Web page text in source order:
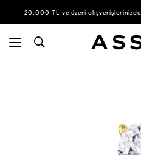
20.000 TL ve üzeri alışverişlerinizde